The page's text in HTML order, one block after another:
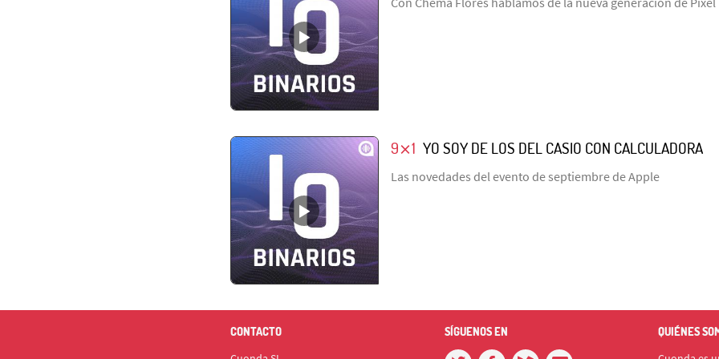
9⨯1 YO SOY DE LOS DEL CASIO CON CALCULADORA
Las novedades del evento de septiembre de Apple
CONTACTO SÍGUENOS EN QUIÉNES